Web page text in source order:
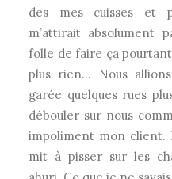
des mes cuisses et
m’attirait absolument
folle de faire ça
plus rien… Nous
garée quelques rues
débouler sur nous
impoliment mon client.
mit à pisser sur les